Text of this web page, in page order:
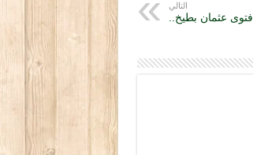
التالي
فتوى عثمان بطيخ..